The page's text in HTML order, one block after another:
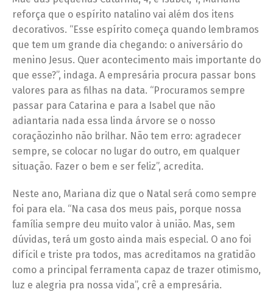
reforça que o espírito natalino vai além dos itens
decorativos. “Esse espírito começa quando lembramos
que tem um grande dia chegando: o aniversário do
menino Jesus. Quer acontecimento mais importante do
que esse?”, indaga. A empresária procura passar bons
valores para as filhas na data. “Procuramos sempre
passar para Catarina e para a Isabel que não
adiantaria nada essa linda árvore se o nosso
coraçãozinho não brilhar. Não tem erro: agradecer
sempre, se colocar no lugar do outro, em qualquer
situação. Fazer o bem e ser feliz”, acredita.
Neste ano, Mariana diz que o Natal será como sempre
foi para ela. “Na casa dos meus pais, porque nossa
família sempre deu muito valor à união. Mas, sem
dúvidas, terá um gosto ainda mais especial. O ano foi
difícil e triste pra todos, mas acreditamos na gratidão
como a principal ferramenta capaz de trazer otimismo,
luz e alegria pra nossa vida”, crê a empresária.